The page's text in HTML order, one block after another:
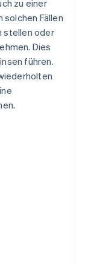
zu einer
solchen Fällen
stellen oder
Dies
führen.